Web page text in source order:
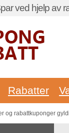
ved hjelp av
Rabatter
og rabattkuponger